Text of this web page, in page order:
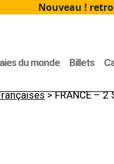
Nouveau !
du monde Billets
> FRANCE – 2